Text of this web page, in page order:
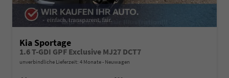
Kia Sportage
1.6 T-GDI GPF Exclusive MJ27 DCT7
unverbindliche Lieferzeit: 4 Monate Neuwagen